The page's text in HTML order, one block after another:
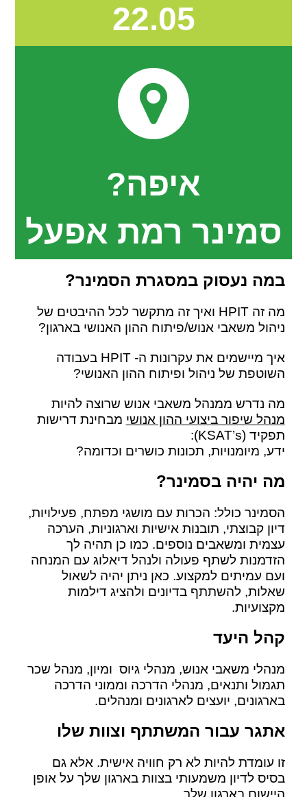
22.05
איפה?
סמינר רמת אפעל
במה נעסוק במסגרת הסמינר?
מה זה HPIT ואיך זה מתקשר לכל ההיבטים של
ניהול משאבי אנוש/פיתוח ההון האנושי בארגון?
איך מיישמים את עקרונות ה- HPIT בעבודה
השוטפת של ניהול ופיתוח ההון האנושי?
מה נדרש ממנהל משאבי אנוש שרוצה להיות
מנהל שיפור ביצועי ההון אנושי מבחינת דרישות
תפקיד (KSAT’s):
ידע, מיומנויות, תכונות כושרים וכדומה?
מה יהיה בסמינר?
הסמינר כולל: הכרות עם מושגי מפתח, פעילויות,
דיון קבוצתי, תובנות אישיות וארגוניות, הערכה
עצמית ומשאבים נוספים. כמו כן תהיה לך
הזדמנות לשתף פעולה ולנהל דיאלוג עם המנחה
ועם עמיתים למקצוע. כאן ניתן יהיה לשאול
שאלות, להשתתף בדיונים ולהציג דילמות
מקצועיות.
קהל היעד
מנהלי משאבי אנוש, מנהלי גיוס ומיון, מנהל שכר
תגמול ותנאים, מנהלי הדרכה וממוני הדרכה
בארגונים, יועצים לארגונים ומנהלים.
אתגר עבור המשתתף וצוות שלו
זו עומדת להיות לא רק חוויה אישית. אלא גם
בסיס לדיון משמעותי בצוות בארגון שלך על אופן